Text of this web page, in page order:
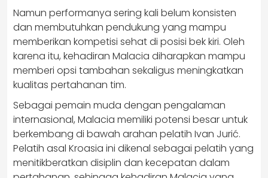
Namun performanya sering kali belum konsisten
dan membutuhkan pendukung yang mampu
memberikan kompetisi sehat di posisi bek kiri. Oleh
karena itu, kehadiran Malacia diharapkan mampu
memberi opsi tambahan sekaligus meningkatkan
kualitas pertahanan tim.
Sebagai pemain muda dengan pengalaman
internasional, Malacia memiliki potensi besar untuk
berkembang di bawah arahan pelatih Ivan Jurić.
Pelatih asal Kroasia ini dikenal sebagai pelatih yang
menitikberatkan disiplin dan kecepatan dalam